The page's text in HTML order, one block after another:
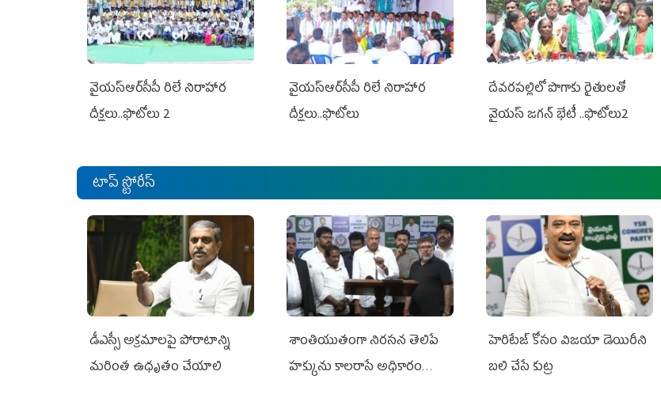
వైయ‌స్ఆర్‌సీపీ రిలే నిరాహార
దీక్షలు..ఫొటోలు 2
వైయ‌స్ఆర్‌సీపీ రిలే నిరాహార
దీక్షలు..ఫొటోలు
దేవరపల్లిలో పొగాకు రైతులతో
వైయస్ జగన్ భేటీ ..ఫొటోలు2
టాప్ స్టోరీస్
డీఎస్సీ అక్రమాలపై పోరాటాన్ని
మరింత ఉధృతం చేయాలి
శాంతియుతంగా నిరసన తెలిపే
హక్కును కాలరాసే అధికారం
హెరిటేజ్ కోసం విజయా డెయిరీని
బలి చేసే కుట్ర‌